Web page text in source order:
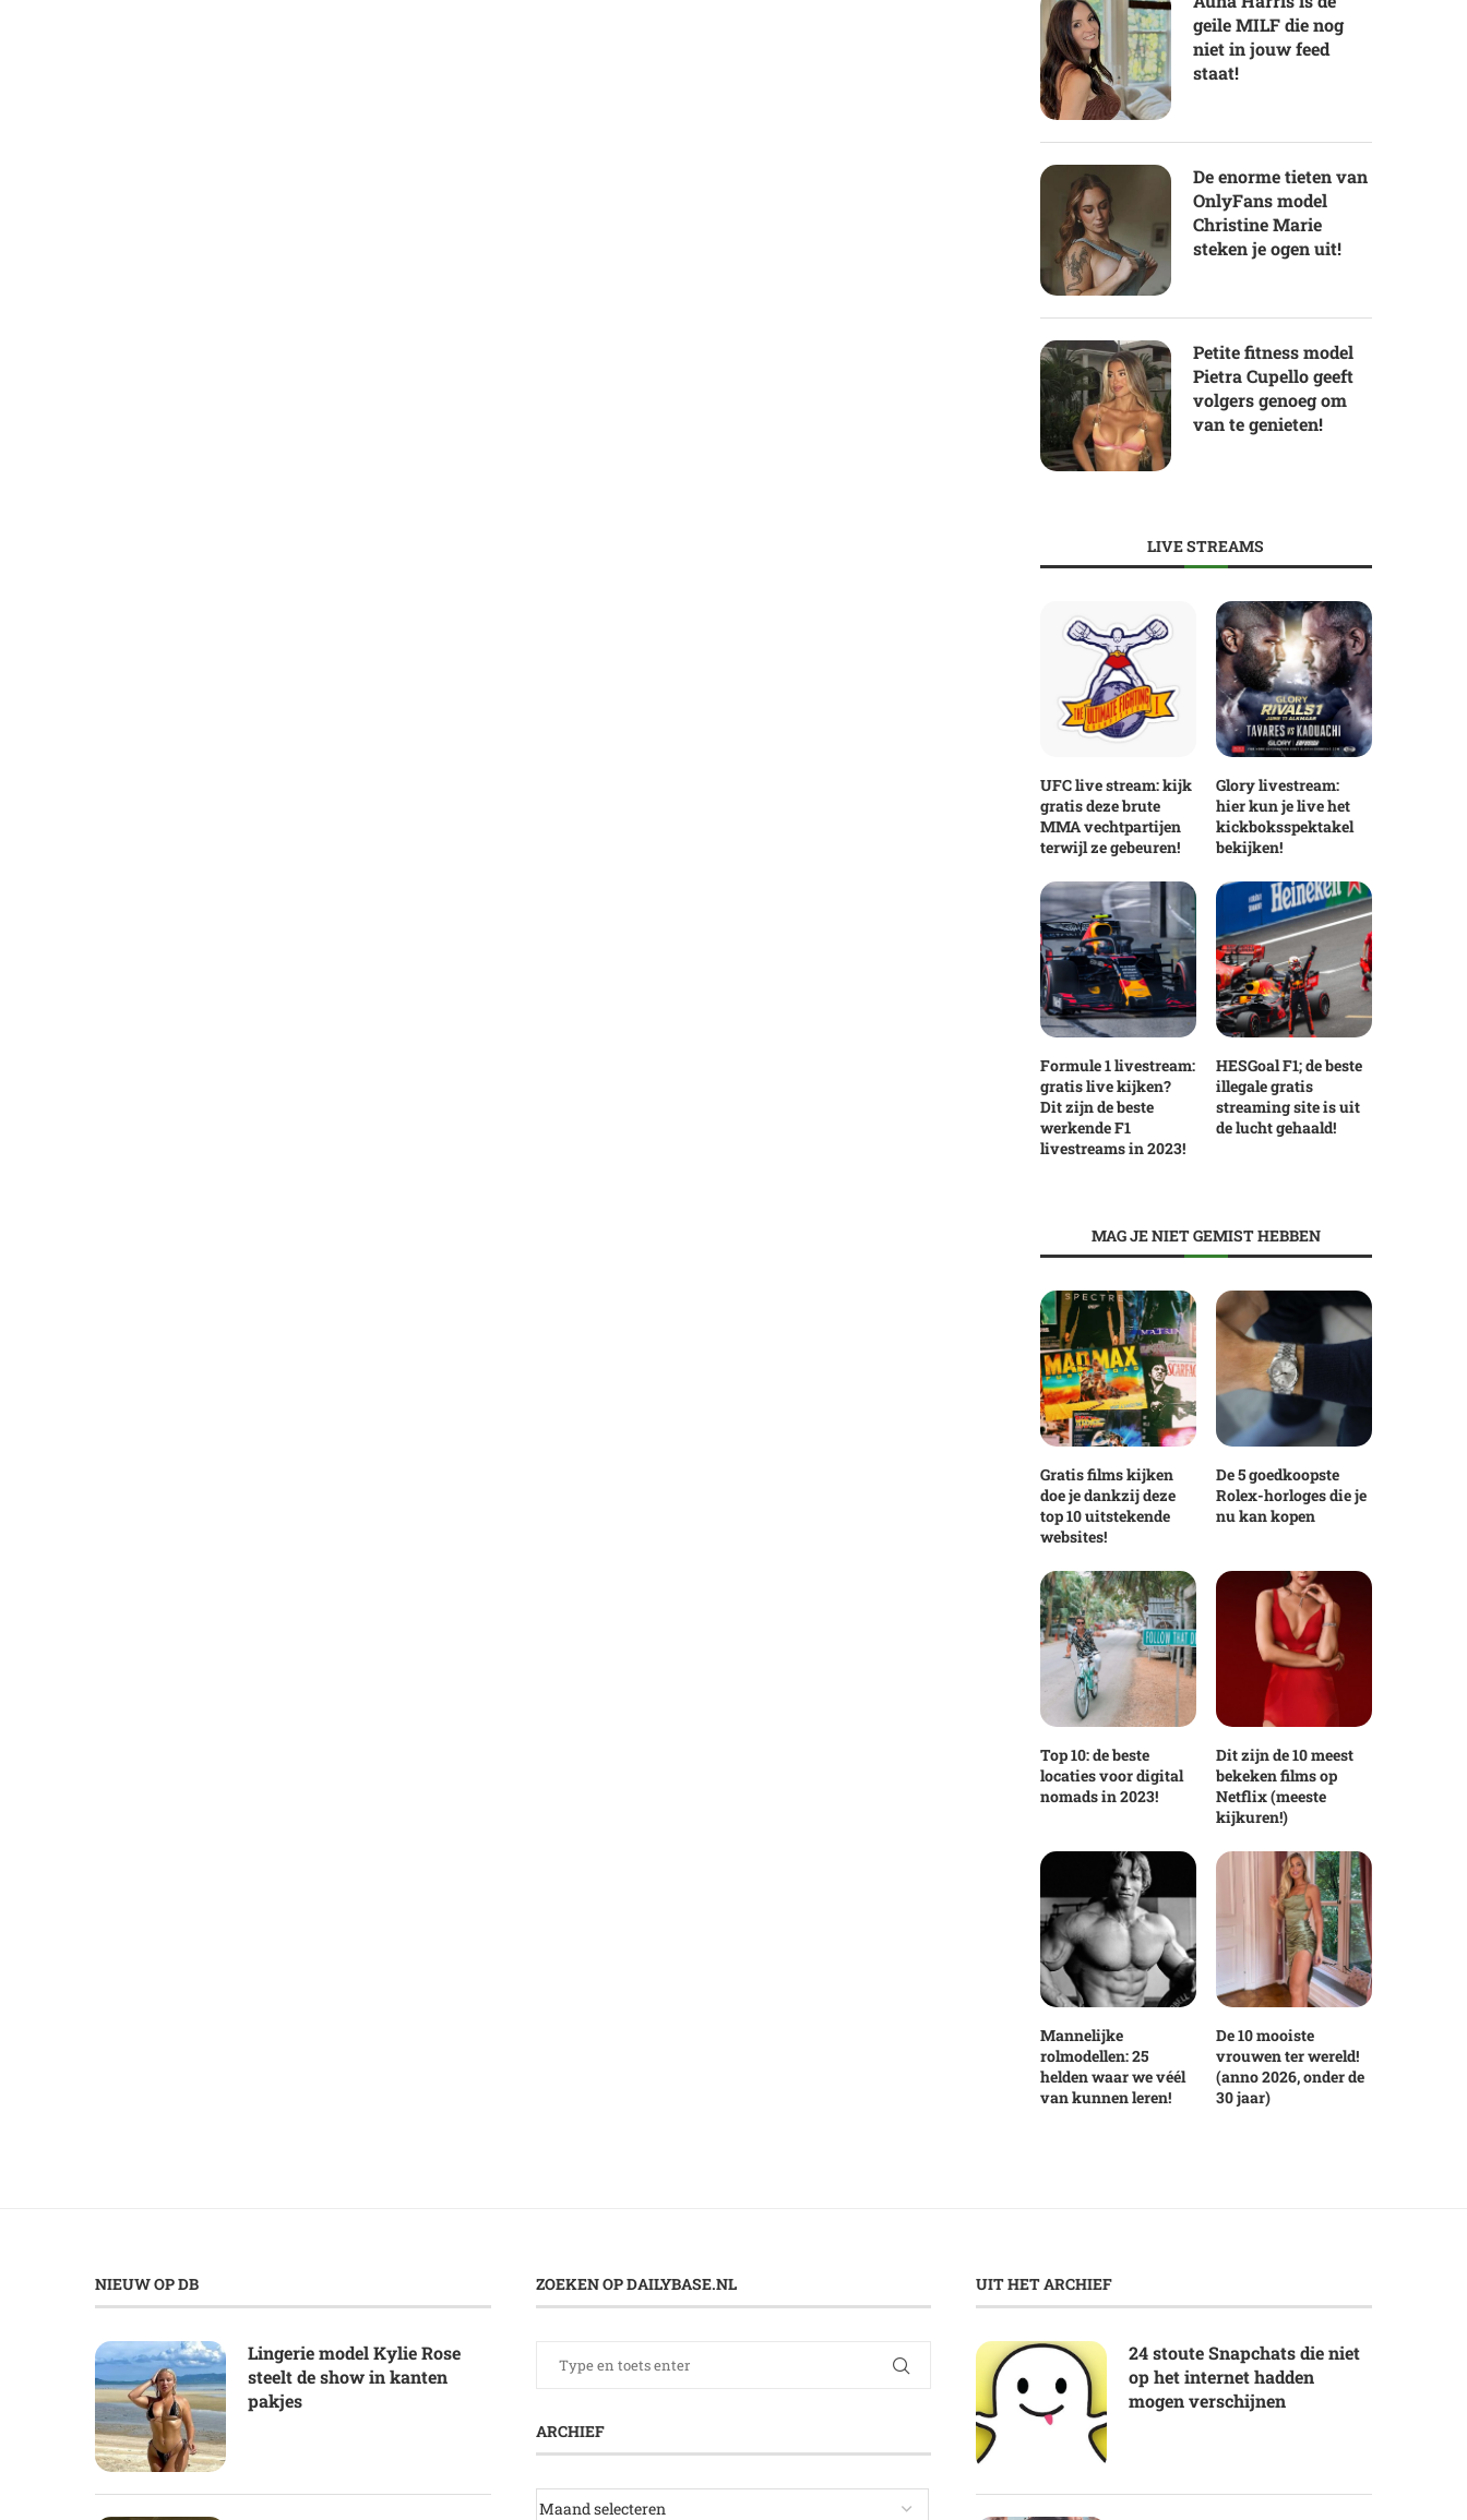
geile MILF die nog
niet in jouw feed
staat!
De enorme tieten van
OnlyFans model
Christine Marie
steken je ogen uit!
Petite fitness model
Pietra Cupello geeft
volgers genoeg om
van te genieten!
LIVE STREAMS
UFC live stream: kijk
gratis deze brute
MMA vechtpartijen
terwijl ze gebeuren!
Glory livestream:
hier kun je live het
kickboksspektakel
bekijken!
Formule 1 livestream:
gratis live kijken?
Dit zijn de beste
werkende F1
livestreams in 2023!
HESGoal F1; de beste
illegale gratis
streaming site is uit
de lucht gehaald!
MAG JE NIET GEMIST HEBBEN
Gratis films kijken
doe je dankzij deze
top 10 uitstekende
websites!
De 5 goedkoopste
Rolex-horloges die je
nu kan kopen
Top 10: de beste
locaties voor digital
nomads in 2023!
Dit zijn de 10 meest
bekeken films op
Netflix (meeste
kijkuren!)
Mannelijke
rolmodellen: 25
helden waar we véél
van kunnen leren!
De 10 mooiste
vrouwen ter wereld!
(anno 2026, onder de
30 jaar)
NIEUW OP DB
Lingerie model Kylie Rose
steelt de show in kanten
pakjes
ZOEKEN OP DAILYBASE.NL
ARCHIEF
UIT HET ARCHIEF
24 stoute Snapchats die niet
op het internet hadden
mogen verschijnen